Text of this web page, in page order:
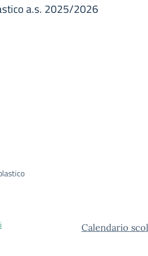
a.s. 2025/2026
Calendario